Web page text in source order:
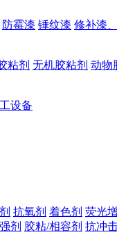
防霉漆 锤纹漆 修补漆
粘剂 无机胶粘剂 动物
设备
抗氧剂 着色剂 荧光
剂 胶粘/相容剂 抗冲